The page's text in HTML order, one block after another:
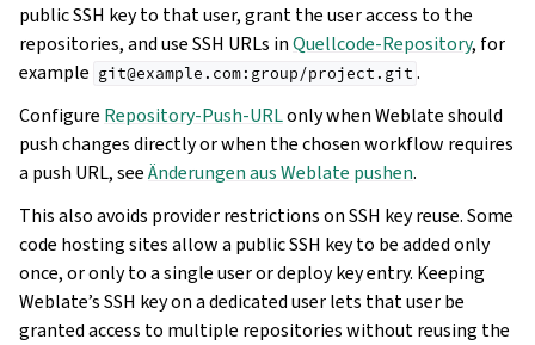
public SSH key to that user, grant the user access to the
repositories, and use SSH URLs inQuellcode-Repository, for
example git@example.com:group/project.git .
Configure Repository-Push-URLonly when Weblate should
push changes directly or when the chosen workflow requires
a push URL, seeÄnderungen aus Weblate pushen.
This also avoids provider restrictions on SSH key reuse. Some
code hosting sites allow a public SSH key to be added only
once, or only to a single user or deploy key entry. Keeping
Weblate’s SSH key on a dedicated user lets that user be
granted access to multiple repositories without reusing the